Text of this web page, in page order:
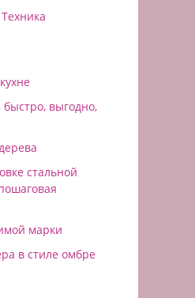
быстро, выгодно,
стальной
марки
в стиле омбре